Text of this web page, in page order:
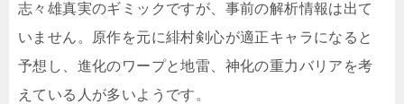
志々雄真実のギミックですが、事前の解析情報は出て
いません。原作を元に緋村剣心が適正キャラになると
予想し、進化のワープと地雷、神化の重力バリアを考
えている人が多いようです。